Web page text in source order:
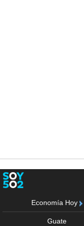
Economía Hoy
Guate